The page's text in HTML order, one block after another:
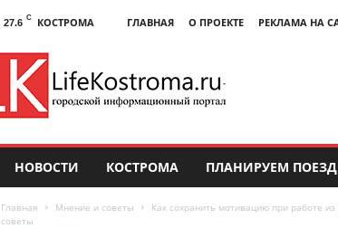
27.6 C КОСТРОМА ГЛАВНАЯ О ПРОЕКТЕ РЕКЛАМА НА
НОВОСТИ КОСТРОМА ПЛАНИРУЕМ
Главная Мнение и советы
Как сохранить мотивацию при работе
советы